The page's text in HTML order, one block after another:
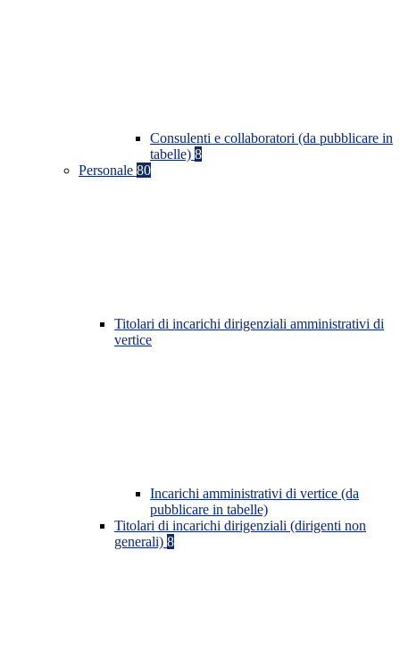
Consulenti e collaboratori (da pubblicare in
tabelle) 8
Personale 80
Titolari di incarichi dirigenziali amministrativi di
vertice
Incarichi amministrativi di vertice (da
pubblicare in tabelle)
Titolari di incarichi dirigenziali (dirigenti non
generali) 8